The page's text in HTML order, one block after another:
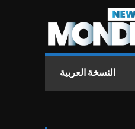
النسخة العربية